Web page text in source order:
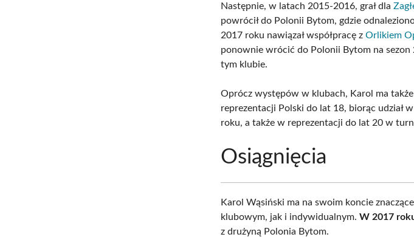
Następnie, w latach 2015-2016, grał dla
powrócił do Polonii Bytom, gdzie
2017 roku nawiązał współpracę zOrlikiem
ponownie wrócić do Polonii Bytom na
tym klubie.
Oprócz występów w klubach, Karol ma
reprezentacji Polski do lat 18, biorąc udział
roku, a także w reprezentacji do lat 20 w
Osiągnięcia
Karol Wąsiński ma na swoim koncie
klubowym, jak i indywidualnym.W 2017
z drużyną Polonia Bytom.